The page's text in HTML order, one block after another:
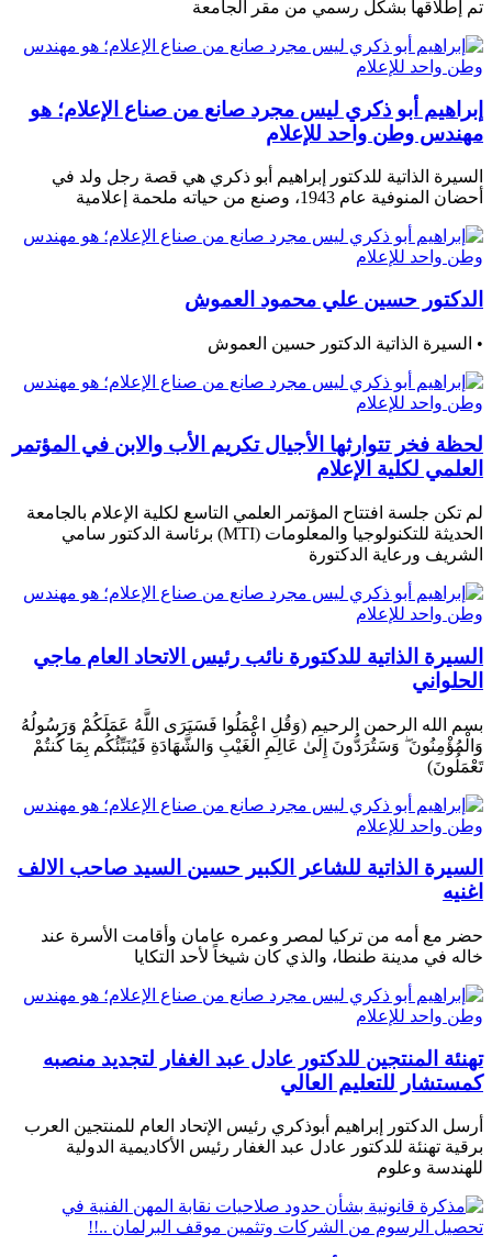
تم إطلاقها بشكل رسمي من مقر الجامعة
إبراهيم أبو ذكري ليس مجرد صانع من صناع الإعلام؛ هو
مهندس وطن واحد للإعلام
السيرة الذاتية للدكتور إبراهيم أبو ذكري هي قصة رجل ولد في
أحضان المنوفية عام 1943، وصنع من حياته ملحمة إعلامية
الدكتور حسين علي محمود العموش
• السيرة الذاتية الدكتور حسين العموش
لحظة فخر تتوارثها الأجيال تكريم الأب والابن في المؤتمر
العلمي لكلية الإعلام
لم تكن جلسة افتتاح المؤتمر العلمي التاسع لكلية الإعلام بالجامعة
الحديثة للتكنولوجيا والمعلومات (MTI) برئاسة الدكتور سامي
الشريف ورعاية الدكتورة
السيرة الذاتية للدكتورة نائب رئيس الاتحاد العام ماجي
الحلواني
بسم الله الرحمن الرحيم (وَقُلِ اعْمَلُوا فَسَيَرَى اللَّهُ عَمَلَكُمْ وَرَسُولُهُ
وَالْمُؤْمِنُونَ ۖ وَسَتُرَدُّونَ إِلَىٰ عَالِمِ الْغَيْبِ وَالشَّهَادَةِ فَيُنَبِّئُكُم بِمَا كُنتُمْ
تَعْمَلُونَ)
السيرة الذاتية للشاعر الكبير حسين السيد صاحب الالف
اغنيه
حضر مع أمه من تركيا لمصر وعمره عامان وأقامت الأسرة عند
خاله في مدينة طنطا، والذي كان شيخاً لأحد التكايا
تهنئة المنتجين للدكتور عادل عبد الغفار لتجديد منصبه
كمستشار للتعليم العالي
أرسل الدكتور إبراهيم أبوذكري رئيس الإتحاد العام للمنتجين العرب
برقية تهنئة للدكتور عادل عبد الغفار رئيس الأكاديمية الدولية
للهندسة وعلوم